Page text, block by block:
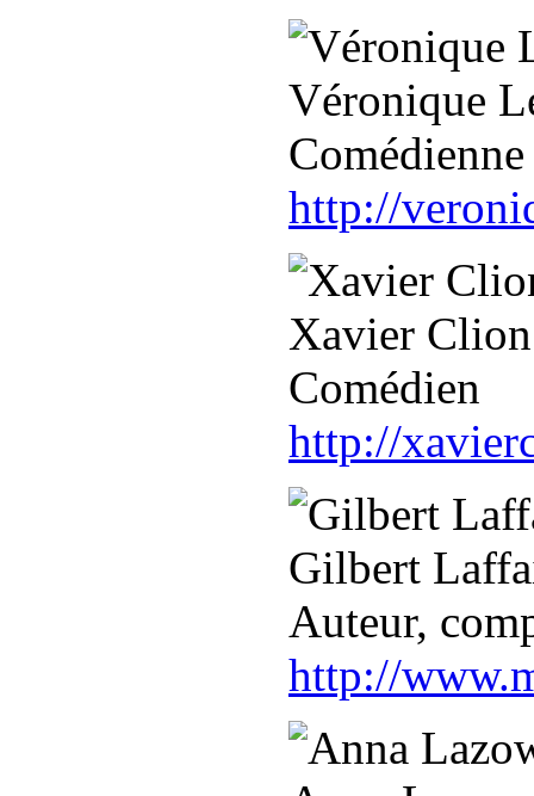
Véronique
Comédienne
http://
Xavier Clion
Comédien
http://
Gilbert
Auteur,
http://